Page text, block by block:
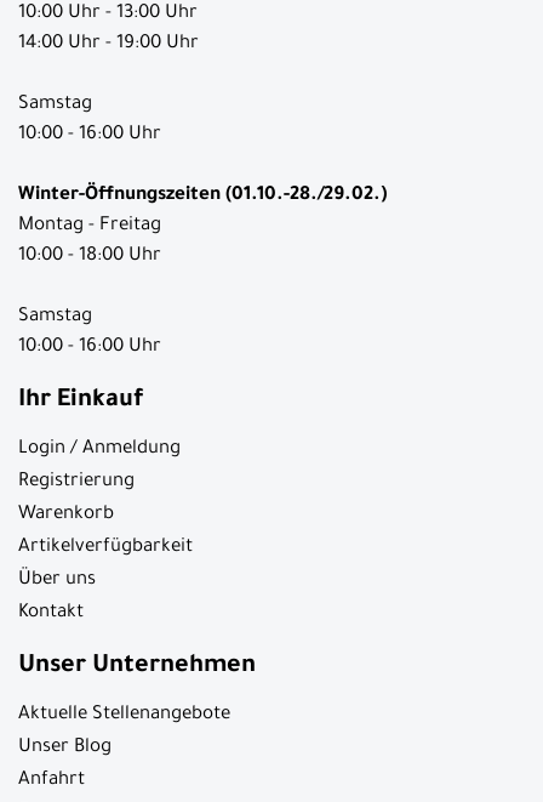
10:00 Uhr - 13:00 Uhr
14:00 Uhr - 19:00 Uhr
Samstag
10:00 - 16:00 Uhr
Winter-Öffnungszeiten (01.10.-28./29.02.)
Montag - Freitag
10:00 - 18:00 Uhr
Samstag
10:00 - 16:00 Uhr
Ihr Einkauf
Login / Anmeldung
Registrierung
Warenkorb
Artikelverfügbarkeit
Über uns
Kontakt
Unser Unternehmen
Aktuelle Stellenangebote
Unser Blog
Anfahrt